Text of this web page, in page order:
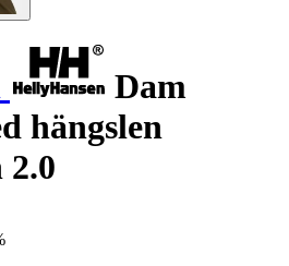
Dam
hängslen
2.0